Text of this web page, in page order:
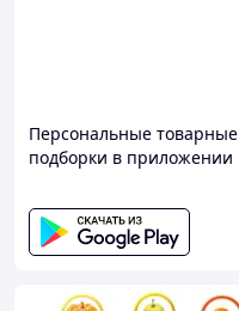
Персональные товарные
подборки в приложении